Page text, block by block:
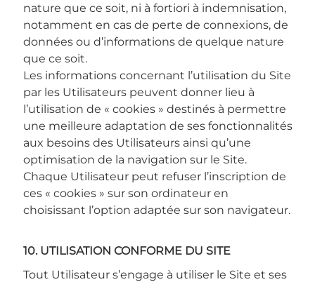
nature que ce soit, ni à fortiori à indemnisation,
notamment en cas de perte de connexions, de
données ou d’informations de quelque nature
que ce soit.
Les informations concernant l’utilisation du Site
par les Utilisateurs peuvent donner lieu à
l’utilisation de « cookies » destinés à permettre
une meilleure adaptation de ses fonctionnalités
aux besoins des Utilisateurs ainsi qu’une
optimisation de la navigation sur le Site.
Chaque Utilisateur peut refuser l’inscription de
ces « cookies » sur son ordinateur en
choisissant l’option adaptée sur son navigateur.
10. UTILISATION CONFORME DU SITE
Tout Utilisateur s’engage à utiliser le Site et ses